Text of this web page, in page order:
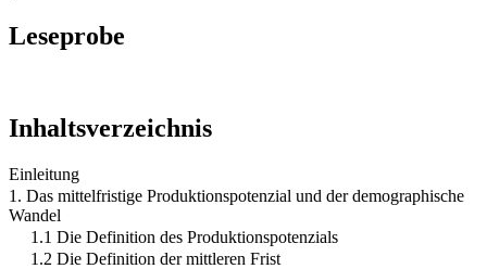
Leseprobe
Inhaltsverzeichnis
Einleitung
1. Das mittelfristige Produktionspotenzial und der demographische
Wandel
1.1 Die Definition des Produktionspotenzials
1.2 Die Definition der mittleren Frist